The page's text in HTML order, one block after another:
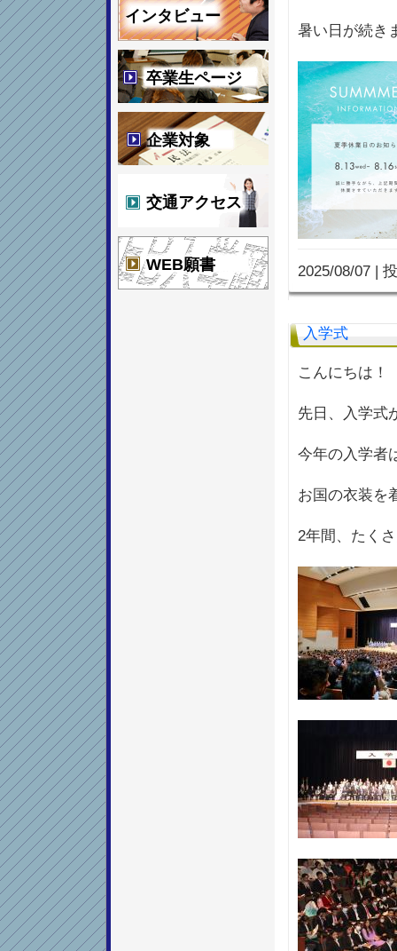
暑い日が続き
2025/08/07 |
入学式
こんにちは！
先日、入学式
今年の入学者
お国の衣装を
2年間、たく
インタビュー
卒業生ページ
企業対象
交通アクセス
WEB願書